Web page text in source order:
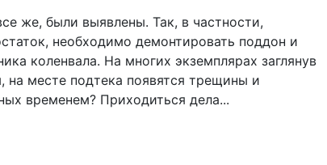
же, были выявлены. Так, в частности,
необходимо демонтировать поддон и
коленвала. На многих экземплярах заглянув
на месте подтека появятся трещины и
временем? Приходиться дела...